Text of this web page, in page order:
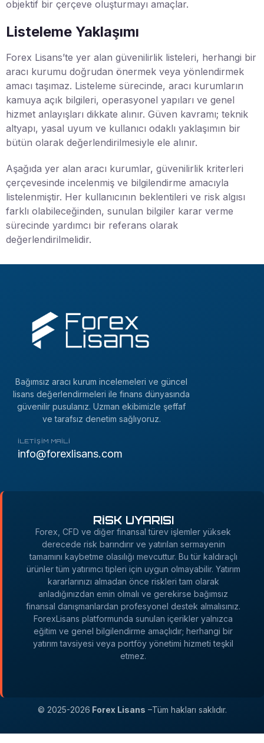
objektif bir çerçeve oluşturmayı amaçlar.
Listeleme Yaklaşımı
Forex Lisans’te yer alan güvenilirlik listeleri, herhangi bir
aracı kurumu doğrudan önermek veya yönlendirmek
amacı taşımaz. Listeleme sürecinde, aracı kurumların
kamuya açık bilgileri, operasyonel yapıları ve genel
hizmet anlayışları dikkate alınır. Güven kavramı; teknik
altyapı, yasal uyum ve kullanıcı odaklı yaklaşımın bir
bütün olarak değerlendirilmesiyle ele alınır.
Aşağıda yer alan aracı kurumlar, güvenilirlik kriterleri
çerçevesinde incelenmiş ve bilgilendirme amacıyla
listelenmiştir. Her kullanıcının beklentileri ve risk algısı
farklı olabileceğinden, sunulan bilgiler karar verme
sürecinde yardımcı bir referans olarak
değerlendirilmelidir.
Bağımsız aracı kurum incelemeleri ve güncel
lisans değerlendirmeleri ile finans dünyasında
güvenilir pusulanız. Uzman ekibimizle şeffaf
ve tarafsız denetim sağlıyoruz.
İLETIŞIM MAILI
info@forexlisans.com
RİSK UYARISI
Forex, CFD ve diğer finansal türev işlemler yüksek
derecede risk barındırır ve yatırılan sermayenin
tamamını kaybetme olasılığı mevcuttur. Bu tür kaldıraçlı
ürünler tüm yatırımcı tipleri için uygun olmayabilir. Yatırım
kararlarınızı almadan önce riskleri tam olarak
anladığınızdan emin olmalı ve gerekirse bağımsız
finansal danışmanlardan profesyonel destek almalısınız.
ForexLisans platformunda sunulan içerikler yalnızca
eğitim ve genel bilgilendirme amaçlıdır; herhangi bir
yatırım tavsiyesi veya portföy yönetimi hizmeti teşkil
etmez.
© 2025-2026 Forex Lisans –Tüm hakları saklıdır.